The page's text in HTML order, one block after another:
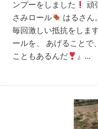
ンプーをしました
頑
さみロール
はるさん
毎回激しい抵抗をしま
ールを、 あげることで
こともあるんだ
』...